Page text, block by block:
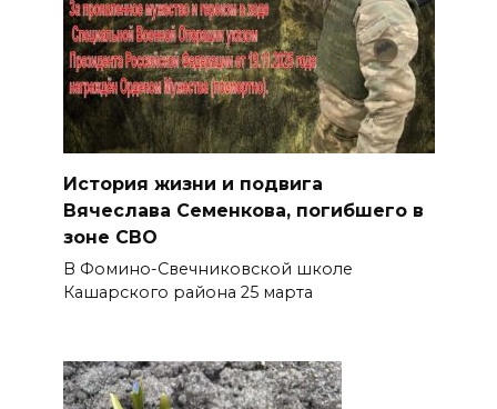
История жизни и подвига
Вячеслава Семенкова, погибшего в
зоне СВО
В Фомино-Свечниковской школе
Кашарского района 25 марта